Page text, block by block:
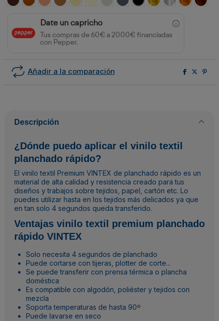
Date un capricho
Tus compras de 60€ a 2000€ financiadas
con Pepper.
Añadir a la comparación
Descripción
¿Dónde puedo aplicar el vinilo textil
planchado rápido?
El vinilo textil Premium VINTEX de planchado rápido es un
material de alta calidad y resistencia creado para tus
diseños y trabajos sobre tejidos, papel, cartón etc. Lo
puedes utilizar hasta en los tejidos más delicados ya que
en tan solo 4 segundos queda transferido.
Ventajas vinilo textil premium planchado
rápido VINTEX
Solo necesita 4 segundos de planchado
Puede cortarse con tijeras, plotter de corte...
Se puede transferir con prensa térmica o plancha
doméstica
Es compatible con algodón, poliéster y tejidos con
mezcla
Soporta temperaturas de hasta 90º
Puede lavarse en seco